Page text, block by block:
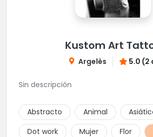
Kustom Art
Argelès 5.0 (2
Sin descripción
Abstracto Animal
Dot work
Mujer Flor